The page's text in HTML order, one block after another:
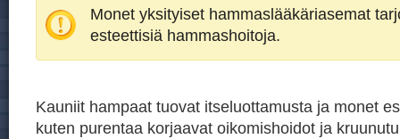
Monet yksityiset hammaslääkäriasemat
esteettisiä hammashoitoja.
Kauniit hampaat tuovat itseluottamusta ja monet
kuten purentaa korjaavat oikomishoidot ja